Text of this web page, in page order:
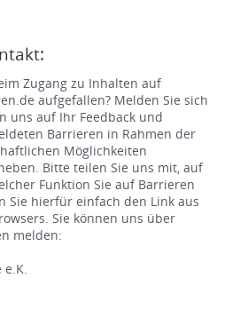
Zugang zu Inhalten auf
aufgefallen? Melden Sie sich
uns auf Ihr Feedback und
Barrieren in Rahmen der
Möglichkeiten
Bitte teilen Sie uns mit, auf
Funktion Sie auf Barrieren
Sie hierfür einfach den Link aus
Sie können uns über
melden: